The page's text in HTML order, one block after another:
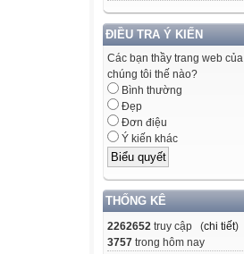
ĐIỀU TRA Ý KIẾN
Các bạn thầy trang web của
chúng tôi thế nào?
Bình thường
Đẹp
Đơn điệu
Ý kiến khác
THỐNG KÊ
2262652 truy cập (chi tiết)
3757 trong hôm nay